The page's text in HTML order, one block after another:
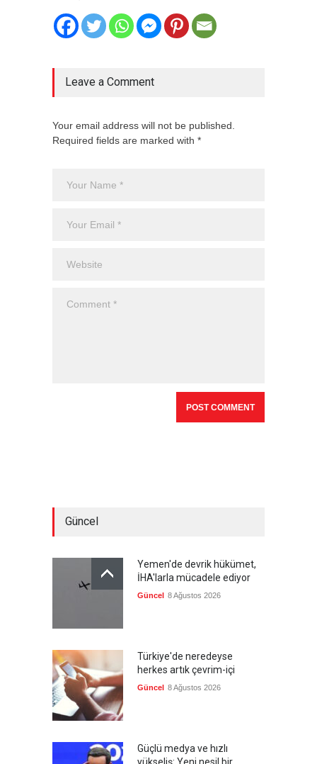
Leave a Comment
Your email address will not be published.
Required fields are marked with *
Güncel
Yemen'de devrik hükümet,
İHA'larla mücadele ediyor
Güncel 8 Ağustos 2026
Türkiye'de neredeyse
herkes artık çevrim-içi
Güncel 8 Ağustos 2026
Güçlü medya ve hızlı
yükseliş: Yeni nesil bir